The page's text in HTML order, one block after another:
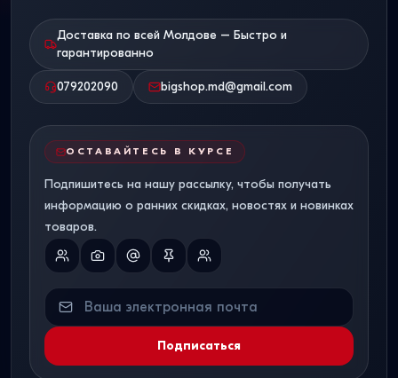
Доставка по всей Молдове – Быстро и
гарантированно
079202090 bigshop.md@gmail.com
ОСТАВАЙТЕСЬ В КУРСЕ
Подпишитесь на нашу рассылку, чтобы получать
информацию о ранних скидках, новостях и новинках
товаров.
Подписаться